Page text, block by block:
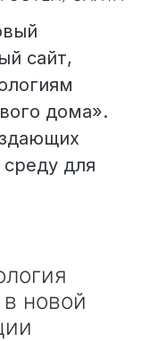
сайт,
дома».
для
новой